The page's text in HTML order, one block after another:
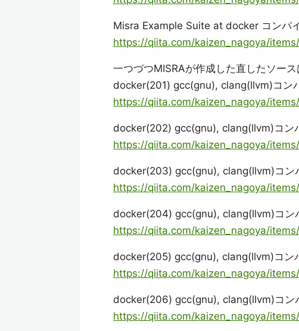
Misra Example Suite at docker コンパ
https://qiita.com/kaizen_nagoya/
一つづつMISRAが作成した直したソース
docker(201) gcc(gnu), clang(llvm)コン
https://qiita.com/kaizen_nagoya/
docker(202) gcc(gnu), clang(llvm)コン
https://qiita.com/kaizen_nagoya/
docker(203) gcc(gnu), clang(llvm)コン
https://qiita.com/kaizen_nagoya/
docker(204) gcc(gnu), clang(llvm)コン
https://qiita.com/kaizen_nagoya/
docker(205) gcc(gnu), clang(llvm)コン
https://qiita.com/kaizen_nagoya/
docker(206) gcc(gnu), clang(llvm)コン
https://qiita.com/kaizen_nagoya/